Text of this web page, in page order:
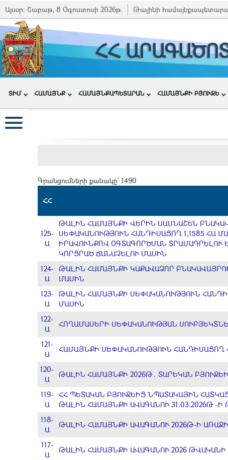
Այսօր: Շաբաթ, 8 Օգոստոսի 2026թ. Թալինի
ՀՀ
ՏԻՄ ՀԱՄԱՅՆՔ ՀԱՄԱՅՆՔԱՊԵՏԱՐԱՆ ՀԱՄԱՅՆՔԻ ԲՅՈՒՋԵ
Գրանցումների քանակը` 1490
ՀՀ
125-
Ա
ԹԱԼԻՆ ՀԱՄԱՅՆՔԻ ՎԵՐԻՆ ՍԱՍՆԱՇԵՆ
ՍԵՓԱԿԱՆՈՒԹՅՈՒՆ ՀԱՆԴԻՍԱՑՈՂ 1,1585 ՀԱ
ԻՐԱՎՈՒՆՔՈՎ ՕԳՏԱԳՈՐԾՄԱՆ ՏՐԱՄԱԴՐԵԼՈՒ
ԿՈՐՑՐԱԾ ՃԱՆԱՉԵԼՈՒ ՄԱՍԻՆ
124-
Ա
ԹԱԼԻՆ ՀԱՄԱՅՆՔԻ ԿԱՔԱՎԱՁՈՐ
ՄԱՍԻՆ
123-
Ա
ԹԱԼԻՆ ՀԱՄԱՅՆՔԻ ՍԵՓԱԿԱՆՈՒԹՅՈՒՆ
ՄԱՍԻՆ
122-
Ա
ՀՈՂԱՄԱՍԵՐԻ ՍԵՓԱԿԱՆՈՒԹՅԱՆ
121-
Ա
ՀԱՄԱՅՆՔԻ ՍԵՓԱԿԱՆՈՒԹՅՈՒՆ
120-
Ա
ԹԱԼԻՆ ՀԱՄԱՅՆՔԻ 2026Թ․ ՏԱՐԵԿԱՆ
119-
Ա
ՀՀ ՊԵՏԱԿԱՆ ԲՅՈՒՋԵԻՑ ՆՊԱՏԱԿԱՅԻՆ
ԹԱԼԻՆ ՀԱՄԱՅՆՔԻ ԱՎԱԳԱՆՈՒ 31.03.2026Թ -
118-
Ա
ԹԱԼԻՆ ՀԱՄԱՅՆՔԻ ԱՎԱԳԱՆՈՒ 2026Թ-Ի
117-
Ա
ԹԱԼԻՆ ՀԱՄԱՅՆՔԻ ԱՎԱԳԱՆՈՒ 2026